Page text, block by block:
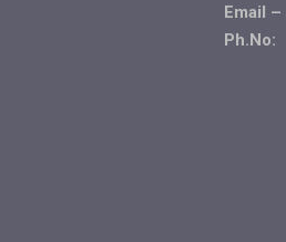
Email –
Ph.No: